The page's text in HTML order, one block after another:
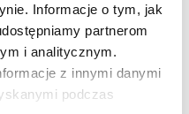
Informacje o tym, jak
partnerom
i analitycznym.
z innymi danymi
podczas